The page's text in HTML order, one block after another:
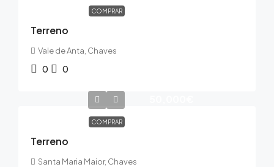
COMPRAR
Terreno
Vale de Anta, Chaves
0 0
COMPRAR
Terreno
Santa Maria Maior, Chaves